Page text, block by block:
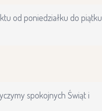
od poniedziałku do piątku
spokojnych Świąt i